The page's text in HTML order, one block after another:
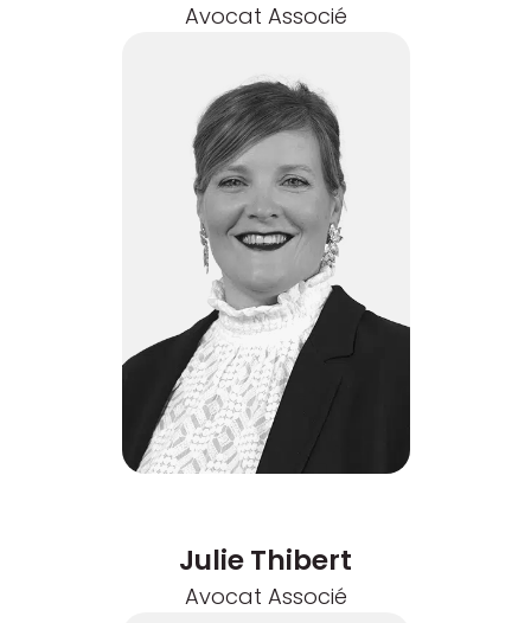
Avocat Associé
Julie Thibert
Avocat Associé